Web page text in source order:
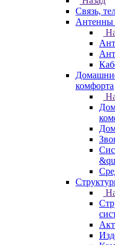
Связь,
Антенны
комфорта